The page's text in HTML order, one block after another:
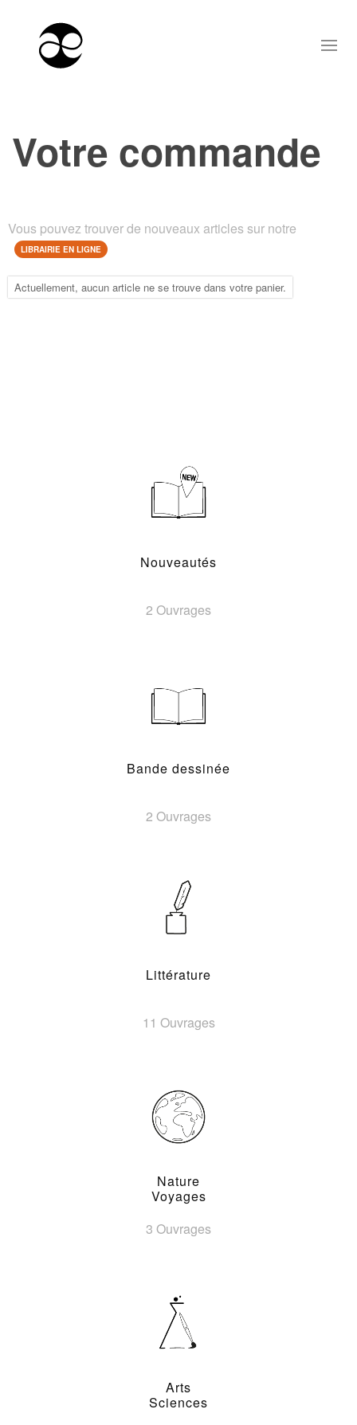
Votre commande
Vous pouvez trouver de nouveaux articles sur notre
LIBRAIRIE EN LIGNE
Actuellement, aucun article ne se trouve dans votre panier.
Nouveautés
2 Ouvrages
Bande dessinée
2 Ouvrages
Littérature
11 Ouvrages
Nature
Voyages
3 Ouvrages
Arts
Sciences